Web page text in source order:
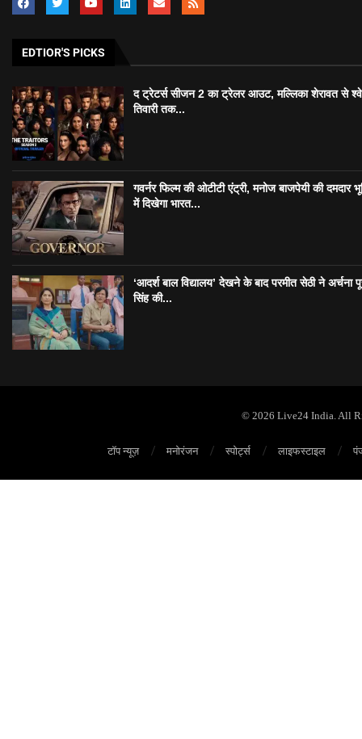
EDTIOR'S PICKS
द ट्रेटर्स सीजन 2 का ट्रेलर आउट, मल्लिका शेरावत से
तिवारी तक...
गवर्नर फिल्म की ओटीटी एंट्री, मनोज बाजपेयी की दमदार
में दिखेगा भारत...
‘आदर्श बाल विद्यालय’ देखने के बाद परमीत सेठी ने अर्चना
सिंह की...
© 2026 Live24 India. All
टॉप न्यूज़ मनोरंजन स्पोर्ट्स लाइफस्टाइल